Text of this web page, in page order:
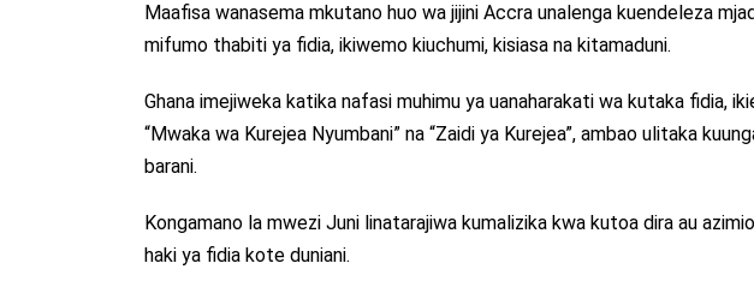
Maafisa wanasema mkutano huo wa jijini Accra unalenga kuendeleza
mifumo thabiti ya fidia, ikiwemo kiuchumi, kisiasa na kitamaduni.
Ghana imejiweka katika nafasi muhimu ya uanaharakati wa kutaka fidia,
“Mwaka wa Kurejea Nyumbani” na “Zaidi ya Kurejea”, ambao ulitaka
barani.
Kongamano la mwezi Juni linatarajiwa kumalizika kwa kutoa dira au
haki ya fidia kote duniani.